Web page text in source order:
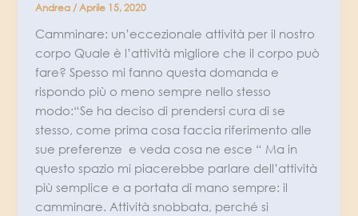
Andrea /Aprile 15, 2020
Camminare: un’eccezionale attività per il nostro
corpo Quale è l’attività migliore che il corpo può
fare? Spesso mi fanno questa domanda e
rispondo più o meno sempre nello stesso
modo:“Se ha deciso di prendersi cura di se
stesso, come prima cosa faccia riferimento alle
sue preferenze e veda cosa ne esce “ Ma in
questo spazio mi piacerebbe parlare dell’attività
più semplice e a portata di mano sempre: il
camminare. Attività snobbata, perché si